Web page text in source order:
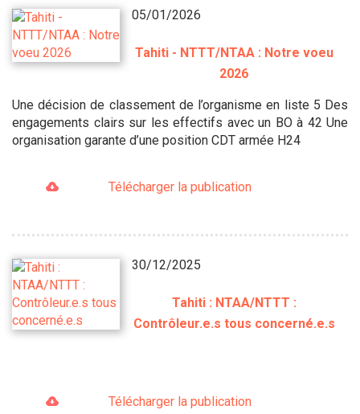
05/01/2026
Tahiti - NTTT/NTAA : Notre voeu
2026
Une décision de classement de l’organisme en liste 5 Des
engagements clairs sur les effectifs avec un BO à 42 Une
organisation garante d’une position CDT armée H24
Télécharger la publication
30/12/2025
Tahiti : NTAA/NTTT :
Contrôleur.e.s tous concerné.e.s
Télécharger la publication